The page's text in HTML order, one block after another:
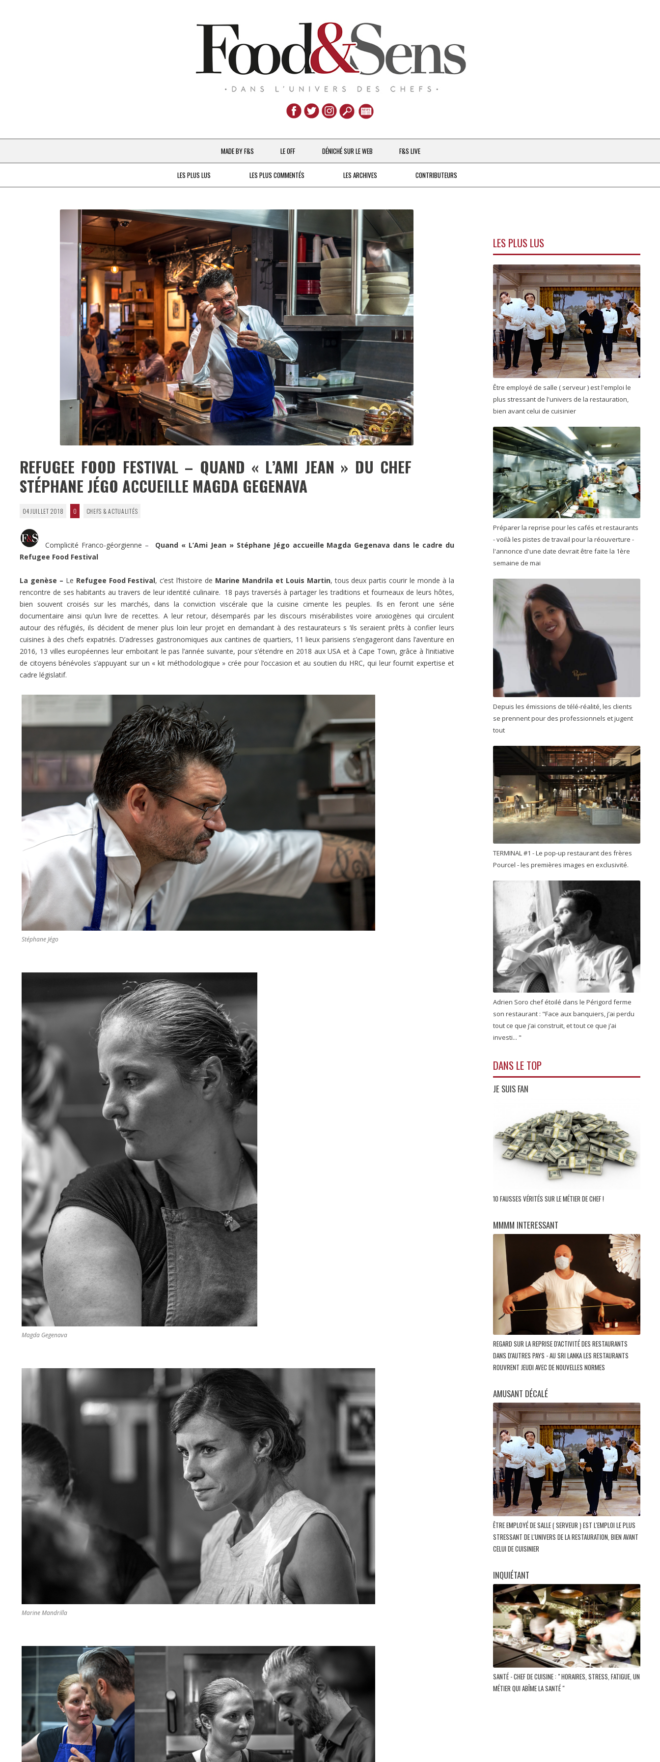
Aller
au
contenu
MADE BY F&S
CHEFS & ACTUALITÉS
À LA PETITE CUILLÈRE
DESTIN DE FEMME
V…DE VOYAGE
LE OFF DÉNICHÉ SUR LE WEB F&S LIVE
LES PLUS LUS LES PLUS COMMENTÉS LES ARCHIVES
DEPUIS 2016
CONTRIBUTEURS
REFUGEE FOOD FESTIVAL – QUAND « L’AMI JEAN » DU CHEF
STÉPHANE JÉGO ACCUEILLE MAGDA GEGENAVA
04 JUILLET 2018 0 CHEFS & ACTUALITÉS
Complicité Franco-géorgienne – Quand « L’Ami Jean » Stéphane Jégo accueille Magda Gegenava dans le cadre du
Refugee Food Festival
La genèse – Le Refugee Food Festival, c’est l’histoire de Marine Mandrila et Louis Martin, tous deux partis courir le monde à la
rencontre de ses habitants au travers de leur identité culinaire. 18 pays traversés à partager les traditions et fourneaux de leurs hôtes,
bien souvent croisés sur les marchés, dans la conviction viscérale que la cuisine cimente les peuples. Ils en feront une série
documentaire ainsi qu’un livre de recettes. A leur retour, désemparés par les discours misérabilistes voire anxiogènes qui circulent
autour des réfugiés, ils décident de mener plus loin leur projet en demandant à des restaurateurs s ‘ils seraient prêts à confier leurs
cuisines à des chefs expatriés. D’adresses gastronomiques aux cantines de quartiers, 11 lieux parisiens s’engageront dans l’aventure en
2016, 13 villes européennes leur emboitant le pas l’année suivante, pour s’étendre en 2018 aux USA et à Cape Town, grâce à l’initiative
de citoyens bénévoles s’appuyant sur un « kit méthodologique » crée pour l’occasion et au soutien du HRC, qui leur fournit expertise et
cadre législatif.
Stéphane Jégo
Magda Gegenava
Marine Mandrilla
LES PLUS LUS
Être employé de salle ( serveur ) est l'emploi le
plus stressant de l'univers de la restauration,
bien avant celui de cuisinier
Préparer la reprise pour les cafés et restaurants
- voilà les pistes de travail pour la réouverture -
l'annonce d'une date devrait être faite la 1ère
semaine de mai
Depuis les émissions de télé-réalité, les clients
se prennent pour des professionnels et jugent
tout
TERMINAL #1 - Le pop-up restaurant des frères
Pourcel - les premières images en exclusivité.
Adrien Soro chef étoilé dans le Périgord ferme
son restaurant : "Face aux banquiers, j’ai perdu
tout ce que j’ai construit, et tout ce que j’ai
investi... "
DANS LE TOP
JE SUIS FAN
10 FAUSSES VÉRITÉS SUR LE MÉTIER DE CHEF !
MMMM INTERESSANT
REGARD SUR LA REPRISE D'ACTIVITÉ DES RESTAURANTS
DANS D'AUTRES PAYS - AU SRI LANKA LES RESTAURANTS
ROUVRENT JEUDI AVEC DE NOUVELLES NORMES
AMUSANT DÉCALÉ
ÊTRE EMPLOYÉ DE SALLE ( SERVEUR ) EST L'EMPLOI LE PLUS
STRESSANT DE L'UNIVERS DE LA RESTAURATION, BIEN AVANT
CELUI DE CUISINIER
INQUIÉTANT
SANTÉ - CHEF DE CUISINE : " HORAIRES, STRESS, FATIGUE, UN
MÉTIER QUI ABÎME LA SANTÉ "